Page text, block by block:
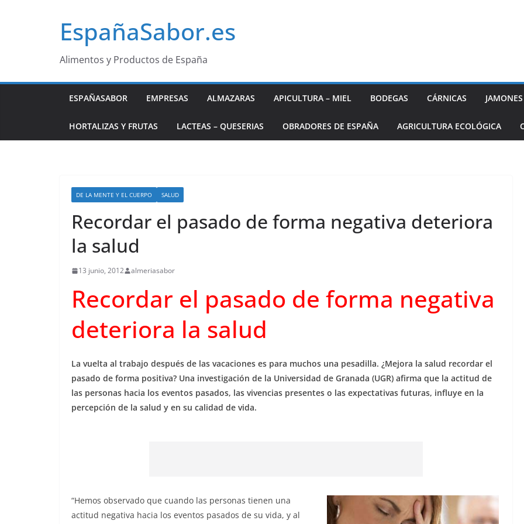
EspañaSabor.es
Alimentos y Productos de España
ESPAÑASABOR EMPRESAS ALMAZARAS APICULTURA – MIEL BODEGAS CÁRNICAS
HORTALIZAS Y FRUTAS LACTEAS – QUESERIAS OBRADORES DE ESPAÑA AGRICULTURA ECOLÓGICA
DE LA MENTE Y EL CUERPO SALUD
Recordar el pasado de forma negativa deteriora
la salud
13 junio, 2012 almeriasabor
Recordar el pasado de forma negativa
deteriora la salud
La vuelta al trabajo después de las vacaciones es para muchos una pesadilla. ¿Mejora la salud recordar el
pasado de forma positiva? Una investigación de la Universidad de Granada (UGR) afirma que la actitud de
las personas hacia los eventos pasados, las vivencias presentes o las expectativas futuras, influye en la
percepción de la salud y en su calidad de vida.
“Hemos observado que cuando las personas tienen una
actitud negativa hacia los eventos pasados de su vida, y al